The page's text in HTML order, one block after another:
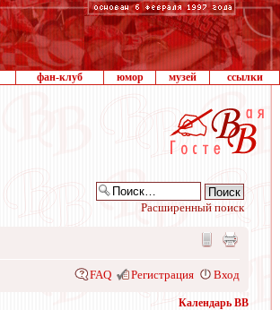
фан-клуб юмор музей ссылки
Расширенный поиск
FAQ Регистрация Вход
Календарь ВВ